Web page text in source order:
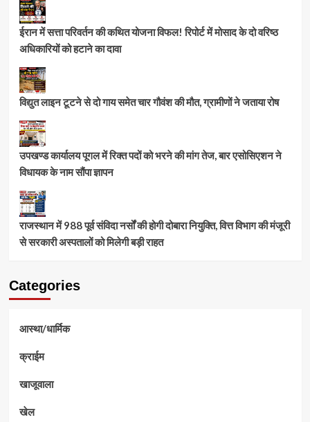
ईरान में सत्ता परिवर्तन की कथित योजना विफल! रिपोर्ट में मोसाद के दो वरिष्ठ
अधिकारियों को हटाने का दावा
विद्युत लाइन टूटने से दो गाय समेत चार गौवंश की मौत, ग्रामीणों ने जताया रोष
उपखण्ड कार्यालय पूगल में रिक्त पदों को भरने की मांग तेज, बार एसोसिएशन ने
विधायक के नाम सौंपा ज्ञापन
राजस्थान में 988 पूर्व संविदा नर्सों की होगी दोबारा नियुक्ति, वित्त विभाग की मंजूरी
से सरकारी अस्पतालों को मिलेगी बड़ी राहत
Categories
आस्था/धार्मिक
क्राईम
खाजूवाला
खेल